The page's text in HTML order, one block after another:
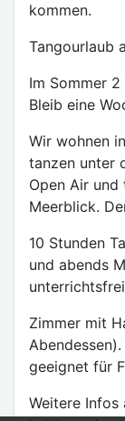
kommen.
Tangourlaub
Im Sommer
Bleib eine
Wir wohnen
tanzen unter
Open Air
Meerblick.
10 Stunden
und abends
Zimmer mit
geeignet für
Weitere Infos